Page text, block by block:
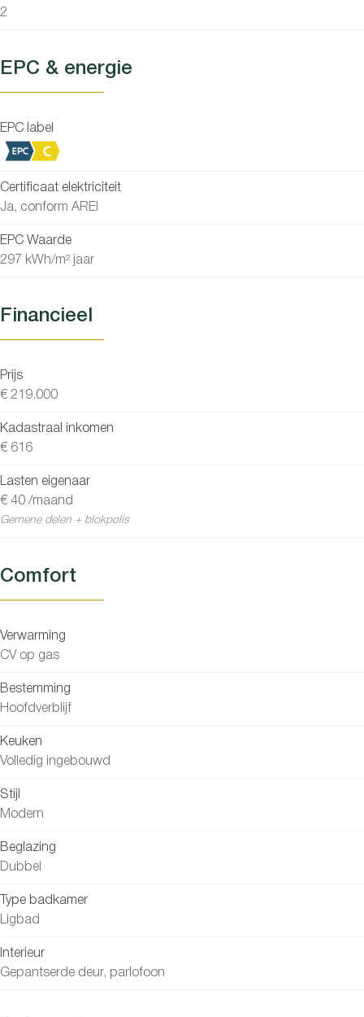
2
EPC & energie
EPC label
Certificaat elektriciteit
Ja, conform AREI
EPC Waarde
297 kWh/m² jaar
Financieel
Prijs
€ 219.000
Kadastraal inkomen
€ 616
Lasten eigenaar
€ 40 /maand
Gemene delen + blokpolis
Comfort
Verwarming
CV op gas
Bestemming
Hoofdverblijf
Keuken
Volledig ingebouwd
Stijl
Modern
Beglazing
Dubbel
Type badkamer
Ligbad
Interieur
Gepantserde deur, parlofoon